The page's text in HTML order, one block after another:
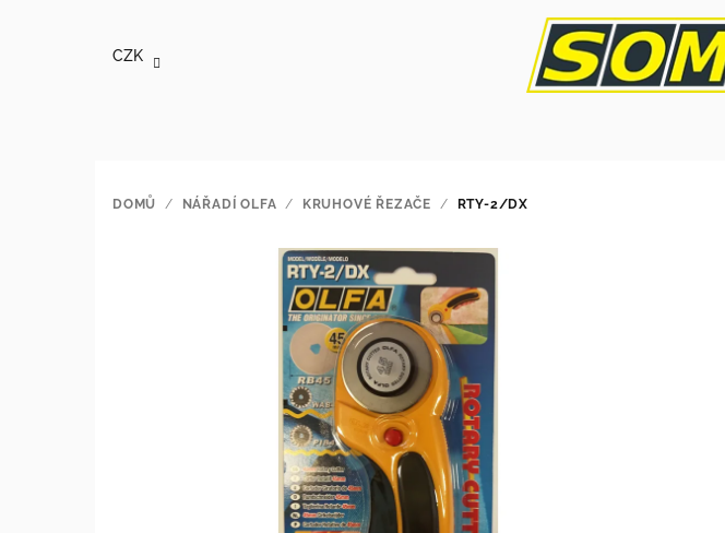
CZK
DOMŮ / NÁŘADÍ OLFA / KRUHOVÉ ŘEZAČE / RTY-2/DX